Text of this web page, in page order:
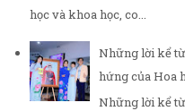
học và khoa học, co...
Những lời kể
hứng của Hoa
Những lời kể